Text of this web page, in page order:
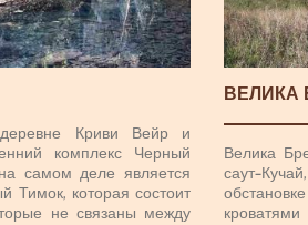
Криви Вейр и
комплекс Черный
самом деле является
Тимок, которая состоит
не связаны между
ВЕЛИКА
Велика
саут-